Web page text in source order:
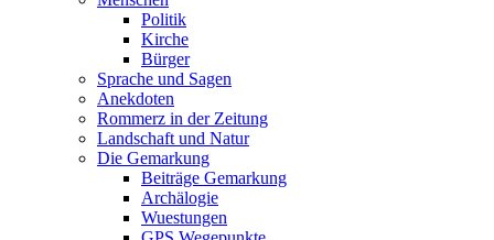
Politik
Kirche
Bürger
Sprache und Sagen
Anekdoten
Rommerz in der Zeitung
Landschaft und Natur
Die Gemarkung
Beiträge Gemarkung
Archälogie
Wuestungen